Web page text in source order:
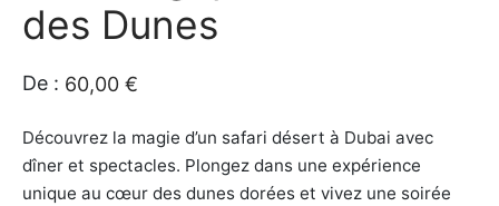
des Dunes
De : 60,00 €
Découvrez la magie d’un safari désert à Dubai avec
dîner et spectacles. Plongez dans une expérience
unique au cœur des dunes dorées et vivez une soirée
insolite
et Cadeaux